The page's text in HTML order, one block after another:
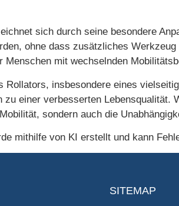
sich durch seine besondere
ohne dass zusätzliches
Menschen mit wechselnden
Rollators, insbesondere eines
zu einer verbesserten Lebensqualität.
sondern auch die
mithilfe von KI erstellt und kann
SITEMAP